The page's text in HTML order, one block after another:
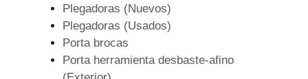
Plegadoras (Nuevos)
Plegadoras (Usados)
Porta brocas
Porta herramienta desbaste-afino